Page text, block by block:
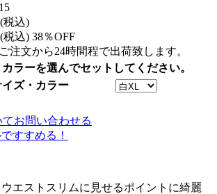
税込)
税込) 38％OFF
注文から24時間程で出荷致します。
ラーを選んでセットしてください。
ズ・カラー
お問い合わせる
すすめる！
ウエストスリムに見せるポイントに綺麗